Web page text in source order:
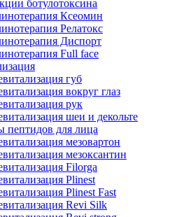
ботулотоксина
Ксеомин
Релатокс
Диспорт
Full face
губ
вокруг глаз
рук
шеи и декольте
пептидов для лица
мезовартон
мезоксантин
Filorga
Plinest
Plinest Fast
Revi Silk